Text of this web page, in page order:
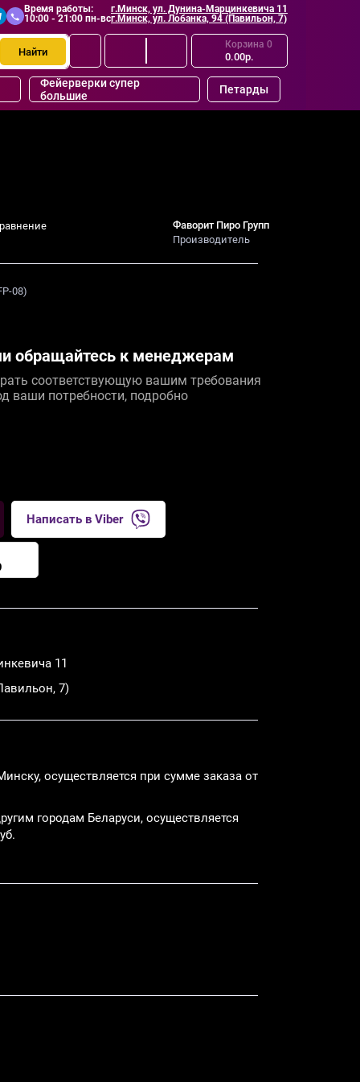
Время работы:
10:00 - 21:00 пн-вс
г.Минск, ул. Дунина-Марцинкевича 11
г.Минск, ул. Лобанка, 94 (Павильон, 7)
Найти
Корзина 0
0.00р.
Фейерверки супер
большие
Петарды
08)
Фаворит Пиро Групп
Производитель
обращайтесь к менеджерам
соответствующую вашим требования
ваши потребности, подробно
Написать в Viber
осуществляется при сумме заказа от
городам Беларуси, осуществляется
11
7)